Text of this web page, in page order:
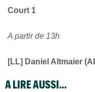
Court 1
A partir de 13h
[LL] Daniel Altmaier
A LIRE AUSSI...